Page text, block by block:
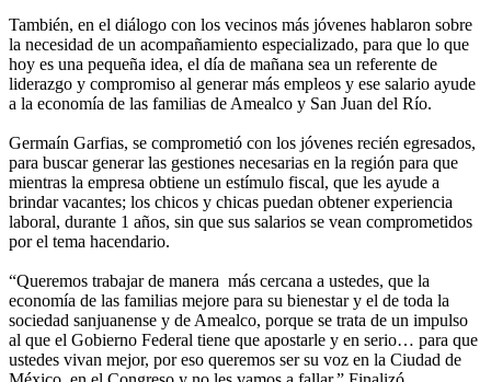
También, en el diálogo con los vecinos más jóvenes hablaron sobre
la necesidad de un acompañamiento especializado, para que lo que
hoy es una pequeña idea, el día de mañana sea un referente de
liderazgo y compromiso al generar más empleos y ese salario ayude
a la economía de las familias de Amealco y San Juan del Río.
Germaín Garfias, se comprometió con los jóvenes recién egresados,
para buscar generar las gestiones necesarias en la región para que
mientras la empresa obtiene un estímulo fiscal, que les ayude a
brindar vacantes; los chicos y chicas puedan obtener experiencia
laboral, durante 1 años, sin que sus salarios se vean comprometidos
por el tema hacendario.
“Queremos trabajar de manera más cercana a ustedes, que la
economía de las familias mejore para su bienestar y el de toda la
sociedad sanjuanense y de Amealco, porque se trata de un impulso
al que el Gobierno Federal tiene que apostarle y en serio… para que
ustedes vivan mejor, por eso queremos ser su voz en la Ciudad de